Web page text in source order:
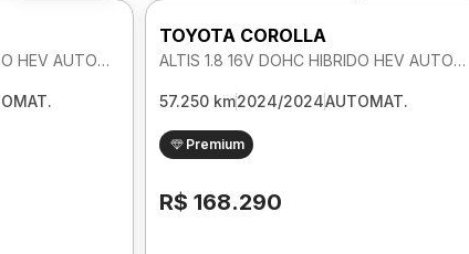
ALTIS 1.8 16V DOHC HIBRIDO HEV AUTOMATICO
TOYOTA COROLLA
ALTIS 1.8 16V DOHC HIBRIDO HEV AUTOMATICO
57.250 km2024/2024AUTOMAT.
Premium
R$ 168.290